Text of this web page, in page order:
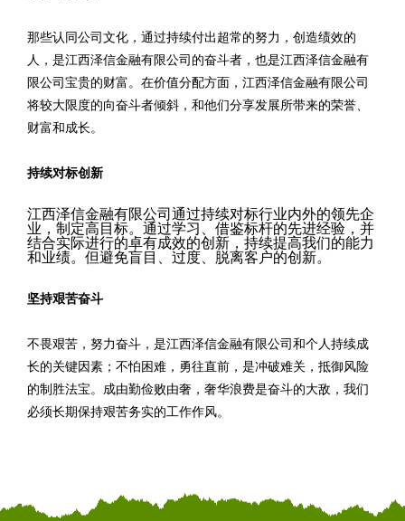
那些认同公司文化，通过持续付出超常的努力，创造绩效的
人，是江西泽信金融有限公司的奋斗者，也是江西泽信金融有
限公司宝贵的财富。在价值分配方面，江西泽信金融有限公司
将较大限度的向奋斗者倾斜，和他们分享发展所带来的荣誉、
财富和成长。
持续对标创新
江西泽信金融有限公司通过持续对标行业内外的领先企
业，制定高目标。通过学习、借鉴标杆的先进经验，并
结合实际进行的卓有成效的创新，持续提高我们的能力
和业绩。但避免盲目、过度、脱离客户的创新。
坚持艰苦奋斗
不畏艰苦，努力奋斗，是江西泽信金融有限公司和个人持续成
长的关键因素；不怕困难，勇往直前，是冲破难关，抵御风险
的制胜法宝。成由勤俭败由奢，奢华浪费是奋斗的大敌，我们
必须长期保持艰苦务实的工作作风。